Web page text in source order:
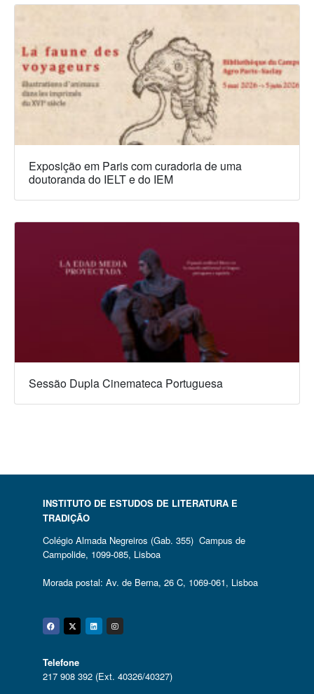
Exposição em Paris com curadoria de uma
doutoranda do IELT e do IEM
Sessão Dupla Cinemateca Portuguesa
INSTITUTO DE ESTUDOS DE LITERATURA E
TRADIÇÃO
Colégio Almada Negreiros (Gab. 355) Campus de
Campolide, 1099-085, Lisboa
Morada postal: Av. de Berna, 26 C, 1069-061, Lisboa
Facebook
Twitter
Linkedin
Instagram
Telefone
217 908 392 (Ext. 40326/40327)